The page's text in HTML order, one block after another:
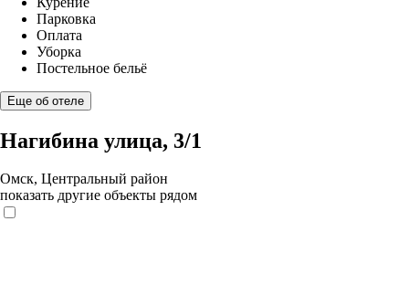
Парковка
Оплата
Уборка
Постельное бельё
Еще об отеле
Нагибина улица, 3/1
Омск, Центральный район
показать другие объекты рядом